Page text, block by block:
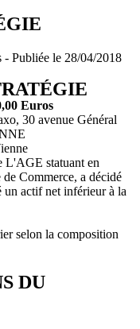
- Publiée le 28/04/2018
Euros
30 avenue Général
L'AGE statuant en
Commerce, a décidé
actif net inférieur à la
selon la composition
DU